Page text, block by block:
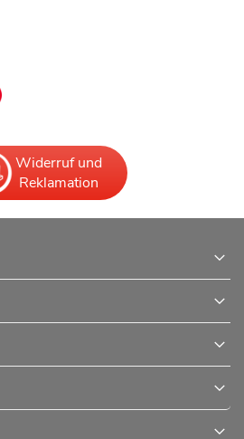
Widerruf und
Reklamation